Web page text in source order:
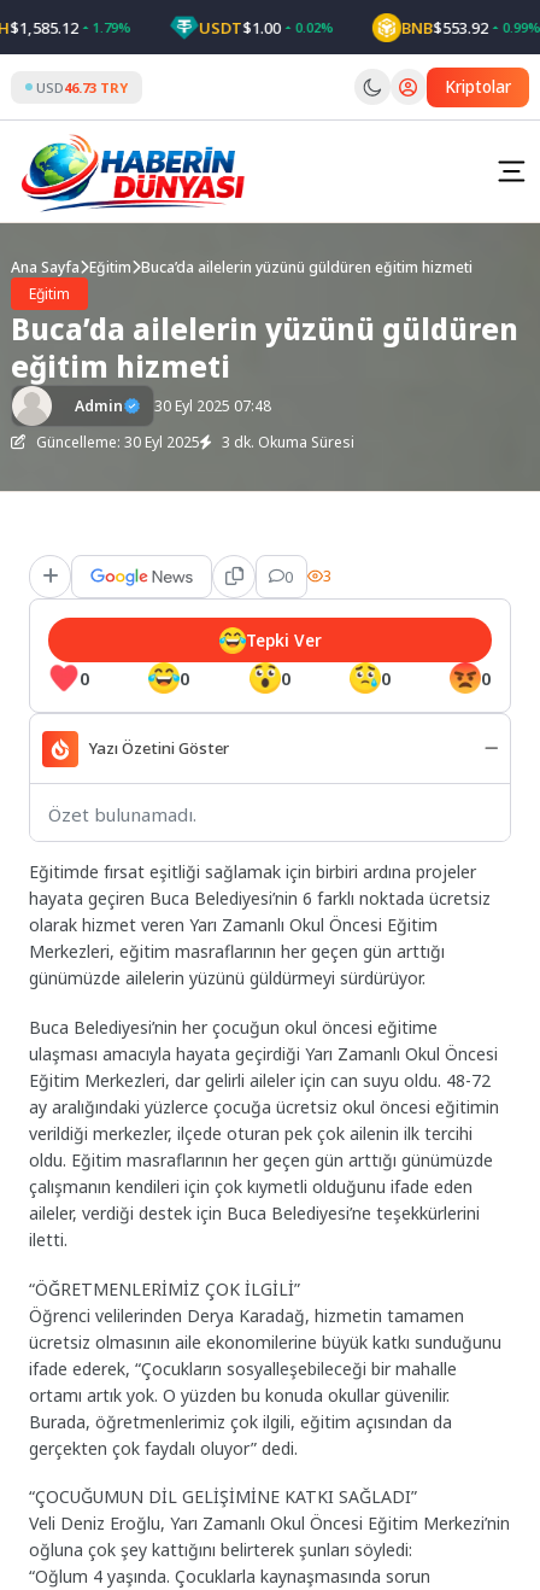
to
content
1.79% USDT$1.00 0.02% BNB$553.92 0.99%
USD46.73 TRY Kriptolar
Ana Sayfa Eğitim Buca’da ailelerin yüzünü güldüren eğitim hizmeti
Eğitim
Buca’da ailelerin yüzünü güldüren
eğitim hizmeti
Admin
30 Eyl 2025 07:48
Güncelleme: 30 Eyl 2025
3 dk. Okuma Süresi
0 3
0 0 0 0 0
Tepki Ver
Yazı Özetini Göster
Özet bulunamadı.
Eğitimde fırsat eşitliği sağlamak için birbiri ardına projeler
hayata geçiren Buca Belediyesi’nin 6 farklı noktada ücretsiz
olarak hizmet veren Yarı Zamanlı Okul Öncesi Eğitim
Merkezleri, eğitim masraflarının her geçen gün arttığı
günümüzde ailelerin yüzünü güldürmeyi sürdürüyor.
Buca Belediyesi’nin her çocuğun okul öncesi eğitime
ulaşması amacıyla hayata geçirdiği Yarı Zamanlı Okul Öncesi
Eğitim Merkezleri, dar gelirli aileler için can suyu oldu. 48-72
ay aralığındaki yüzlerce çocuğa ücretsiz okul öncesi eğitimin
verildiği merkezler, ilçede oturan pek çok ailenin ilk tercihi
oldu. Eğitim masraflarının her geçen gün arttığı günümüzde
çalışmanın kendileri için çok kıymetli olduğunu ifade eden
aileler, verdiği destek için Buca Belediyesi’ne teşekkürlerini
iletti.
“ÖĞRETMENLERİMİZ ÇOK İLGİLİ”
Öğrenci velilerinden Derya Karadağ, hizmetin tamamen
ücretsiz olmasının aile ekonomilerine büyük katkı sunduğunu
ifade ederek, “Çocukların sosyalleşebileceği bir mahalle
ortamı artık yok. O yüzden bu konuda okullar güvenilir.
Burada, öğretmenlerimiz çok ilgili, eğitim açısından da
gerçekten çok faydalı oluyor” dedi.
“ÇOCUĞUMUN DİL GELİŞİMİNE KATKI SAĞLADI”
Veli Deniz Eroğlu, Yarı Zamanlı Okul Öncesi Eğitim Merkezi’nin
oğluna çok şey kattığını belirterek şunları söyledi:
“Oğlum 4 yaşında. Çocuklarla kaynaşmasında sorun